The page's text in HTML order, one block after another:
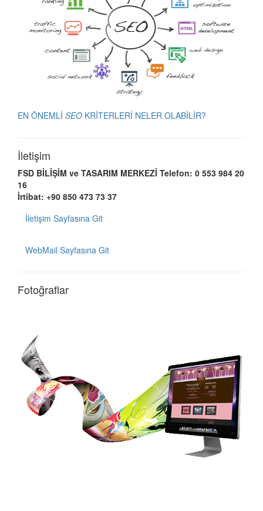
EN ÖNEMLİ SEO KRİTERLERİ NELER OLABİLİR?
İletişim
FSD BİLİŞİM ve TASARIM MERKEZİ Telefon: 0 553 984 20
16
İrtibat: +90 850 473 73 37
İletişim Sayfasına Git
WebMail Sayfasına Git
Fotoğraflar